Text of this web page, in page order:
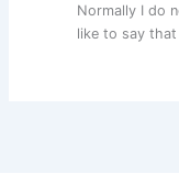
Normally I do
like to say